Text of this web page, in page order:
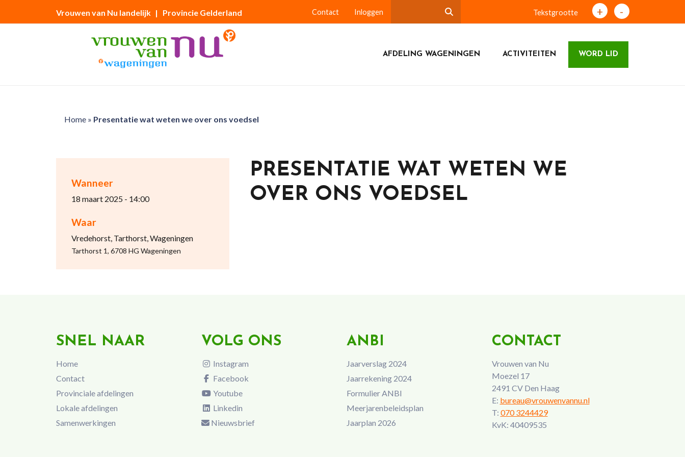
Vrouwen van Nu landelijk | Provincie Gelderland Contact Inloggen Tekstgrootte + -
AFDELING WAGENINGEN ACTIVITEITEN WORD LID
Home» Presentatie wat weten we over ons voedsel
Wanneer
18 maart 2025 - 14:00
Waar
Vredehorst, Tarthorst, Wageningen
Tarthorst 1, 6708 HG Wageningen
PRESENTATIE WAT WETEN WE
OVER ONS VOEDSEL
SNEL NAAR
Home
Contact
Provinciale afdelingen
Lokale afdelingen
Samenwerkingen
VOLG ONS
Instagram
Facebook
Youtube
Linkedin
Nieuwsbrief
ANBI
Jaarverslag 2024
Jaarrekening 2024
Formulier ANBI
Meerjarenbeleidsplan
Jaarplan 2026
CONTACT
Vrouwen van Nu
Moezel 17
2491 CV Den Haag
E: bureau@vrouwenvannu.nl
T: 070 3244429
KvK: 40409535